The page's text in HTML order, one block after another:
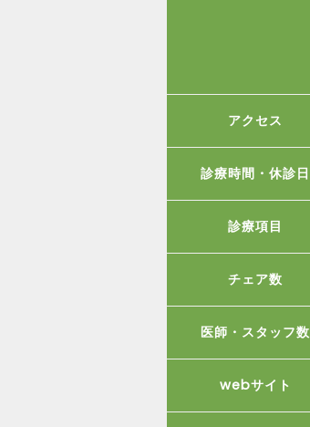
アクセス
診療時間・休診日
診療項目
チェア数
医師・スタッフ数
webサイト